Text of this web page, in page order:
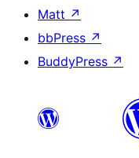
Matt ↗
bbPress ↗
BuddyPress ↗